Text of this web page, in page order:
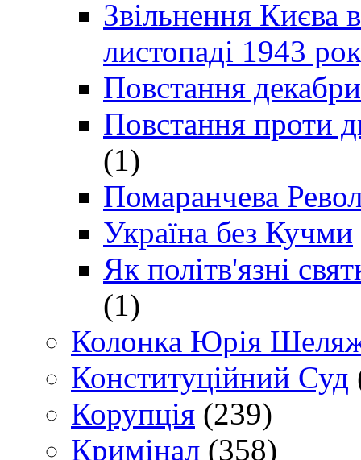
Звільнення Києва
листопаді 1943
Повстання
Повстання проти
(1)
Помаранчева
Україна без Кучми
Як політв'язні
(1)
Колонка Юрія
Конституційний Суд
Корупція (239)
Кримінал (358)